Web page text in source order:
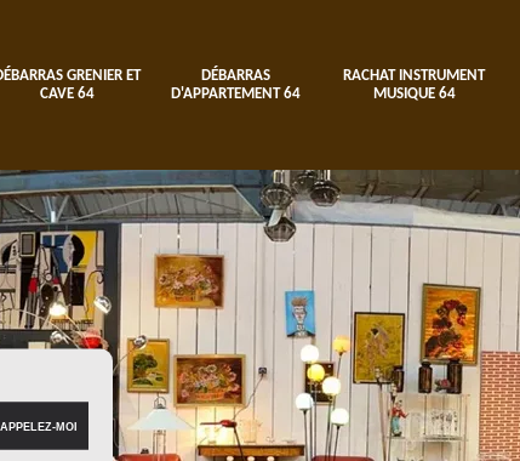
GRENIER ET
CAVE 64
DÉBARRAS
D'APPARTEMENT 64
RACHAT INSTRUMENT
MUSIQUE 64